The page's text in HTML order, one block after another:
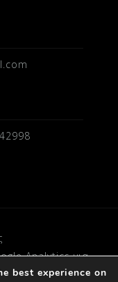
Analytics για
best experience on